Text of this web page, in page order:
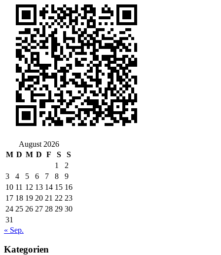
August 2026
M D M D F S
S
1
2
3
4 5 6 7 8
9
10 11 12 13 14 15 16
17 18 19 20 21 22 23
24 25 26 27 28 29 30
31
« Sep.
Kategorien